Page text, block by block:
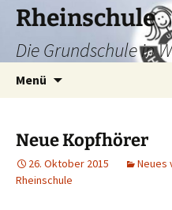
Zum
Inhalt
springen
Rheinschule
Die Grundschule in
Menü
Neue Kopfhörer
26. Oktober 2015 Neues
Rheinschule